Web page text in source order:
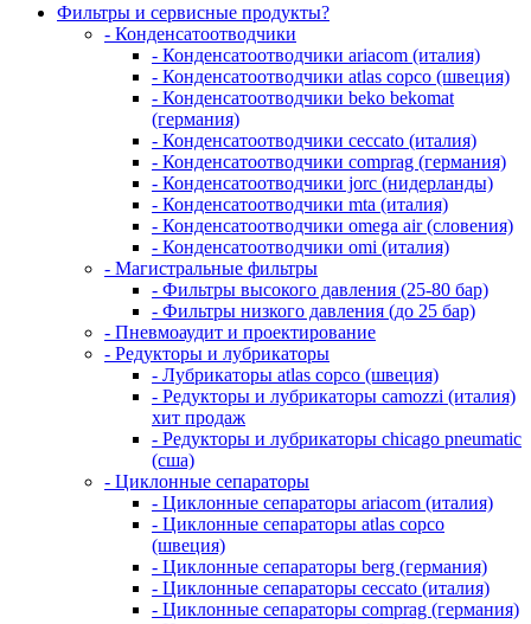
Фильтры и сервисные продукты?
- Конденсатоотводчики
- Конденсатоотводчики ariacom (италия)
- Конденсатоотводчики atlas copco (швеция)
- Конденсатоотводчики beko bekomat
(германия)
- Конденсатоотводчики ceccato (италия)
- Конденсатоотводчики comprag (германия)
- Конденсатоотводчики jorc (нидерланды)
- Конденсатоотводчики mta (италия)
- Конденсатоотводчики omega air (словения)
- Конденсатоотводчики omi (италия)
- Магистральные фильтры
- Фильтры высокого давления (25-80 бар)
- Фильтры низкого давления (до 25 бар)
- Пневмоаудит и проектирование
- Редукторы и лубрикаторы
- Лубрикаторы atlas copco (швеция)
- Редукторы и лубрикаторы camozzi (италия)
хит продаж
- Редукторы и лубрикаторы chicago pneumatic
(сша)
- Циклонные сепараторы
- Циклонные сепараторы ariacom (италия)
- Циклонные сепараторы atlas copco
(швеция)
- Циклонные сепараторы berg (германия)
- Циклонные сепараторы ceccato (италия)
- Циклонные сепараторы comprag (германия)